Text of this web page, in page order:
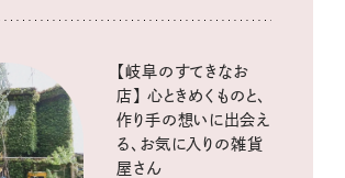
【岐阜のすてきなお
店】 心ときめくものと、
作り手の想いに出会え
る、お気に入りの雑貨
屋さん